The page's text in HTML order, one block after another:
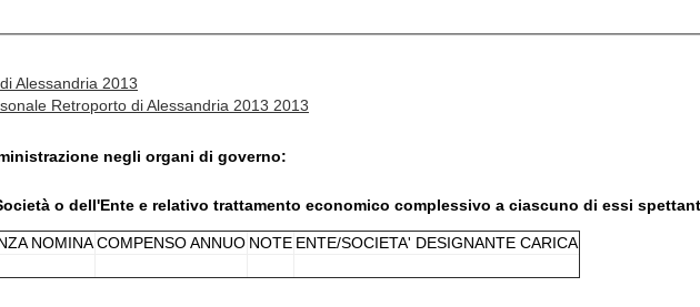
Alessandria 2013
Retroporto di Alessandria 2013 2013
negli organi di governo:
o dell'Ente e relativo trattamento economico complessivo a ciascuno di essi
NOMINACOMPENSO ANNUO NOTE ENTE/SOCIETA' DESIGNANTE CARICA